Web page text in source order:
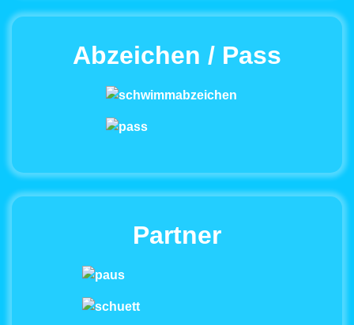
Abzeichen / Pass
Partner